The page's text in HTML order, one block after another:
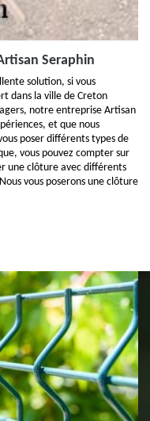
Seraphin
solution, si vous
dans la ville de Creton
notre entreprise Artisan
et que nous
poser différents types de
vous pouvez compter sur
une clôture avec différents
vous poserons une clôture